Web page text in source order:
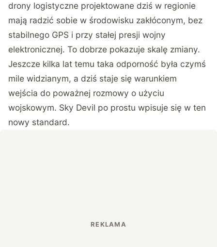
drony logistyczne projektowane dziś w regionie
mają radzić sobie w środowisku zakłóconym, bez
stabilnego GPS i przy stałej presji wojny
elektronicznej. To dobrze pokazuje skalę zmiany.
Jeszcze kilka lat temu taka odporność była czymś
mile widzianym, a dziś staje się warunkiem
wejścia do poważnej rozmowy o użyciu
wojskowym. Sky Devil po prostu wpisuje się w ten
nowy standard.